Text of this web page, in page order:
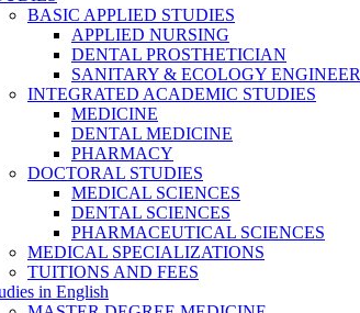
BASIC APPLIED STUDIES
APPLIED NURSING
DENTAL PROSTHETICIAN
SANITARY & ECOLOGY ENGINEER
INTEGRATED ACADEMIC STUDIES
MEDICINE
DENTAL MEDICINE
PHARMACY
DOCTORAL STUDIES
MEDICAL SCIENCES
DENTAL SCIENCES
PHARMACEUTICAL SCIENCES
MEDICAL SPECIALIZATIONS
TUITIONS AND FEES
in English